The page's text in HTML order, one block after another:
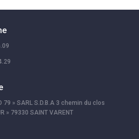
79 » SARL S.D.B.A 3 chemin du clos
» 79330 SAINT VARENT